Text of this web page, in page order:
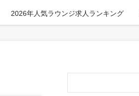
2026年人気ラウンジ求人ランキング